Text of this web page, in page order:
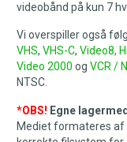
videobånd på kun 7
Vi overspiller også
VHS, VHS-C, Video8,
Video 2000 og VCR /
NTSC.
*OBS! Egne
Mediet formateres af